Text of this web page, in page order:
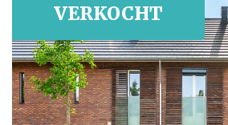
ZOEKOPDRACHT
NVM MAKELAAR
VERKOCHT